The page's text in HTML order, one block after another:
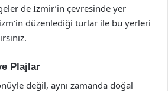
de İzmir’in çevresinde yer
düzenlediği turlar ile bu yerleri
Plajlar
değil, aynı zamanda doğal